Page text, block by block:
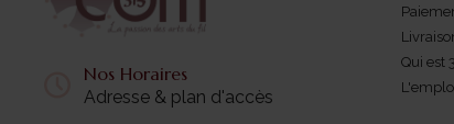
Nos Horaires
Adresse & plan d'accès
Qui est